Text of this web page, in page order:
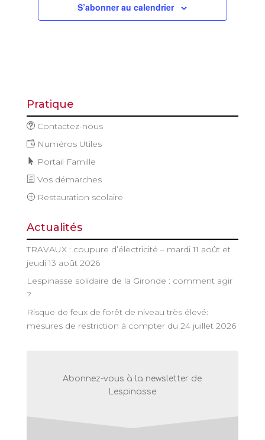
S’abonner au calendrier
Pratique
Contactez-nous
Numéros Utiles
Portail Famille
Vos démarches
Restauration scolaire
Actualités
TRAVAUX : coupure d’électricité – mardi 11 août et
jeudi 13 août 2026
Lespinasse solidaire de la Gironde : comment agir
?
Risque de feux de forêt de niveau très élevé:
mesures de restriction à compter du 24 juillet 2026
Abonnez-vous à la newsletter de
Lespinasse